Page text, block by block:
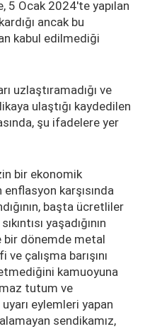
Ocak 2024'te yapılan
ancak bu
kabul edilmediği
uzlaştıramadığı ve
ulaştığı kaydedilen
şu ifadelere yer
bir ekonomik
karşısında
başta ücretliler
yaşadığının
bir dönemde metal
çalışma barışını
kamuoyuna
tutum ve
eylemleri yapan
sendikamız,